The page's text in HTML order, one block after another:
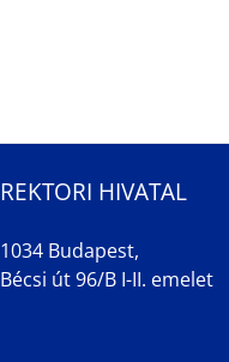
REKTORI HIVATAL
1034 Budapest,
Bécsi út 96/B I-II. emelet